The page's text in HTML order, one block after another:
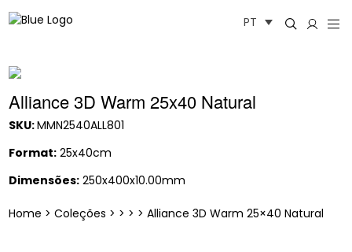
para
PT
Alliance 3D Warm 25x40 Natural
SKU:MMN2540ALL801
Format:25x40cm
Dimensões:250x400x10.00mm
Home > Coleções > > > > Alliance 3D Warm 25×40 Natural